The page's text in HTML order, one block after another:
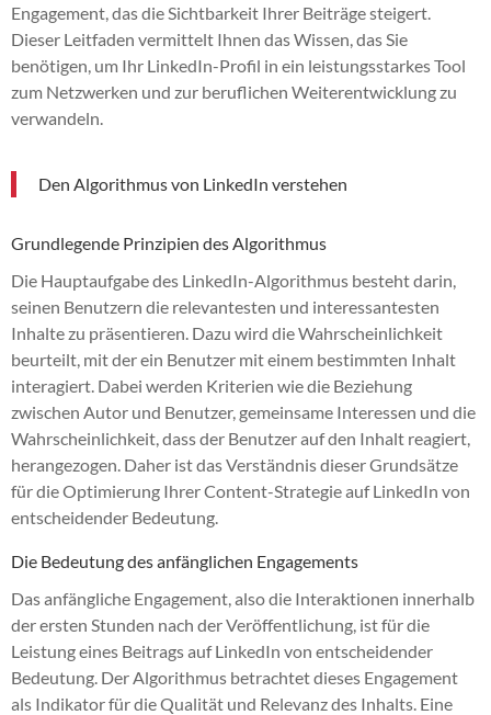
Engagement, das die Sichtbarkeit Ihrer Beiträge steigert.
Dieser Leitfaden vermittelt Ihnen das Wissen, das Sie
benötigen, um Ihr LinkedIn-Profil in ein leistungsstarkes Tool
zum Netzwerken und zur beruflichen Weiterentwicklung zu
verwandeln.
Den Algorithmus von LinkedIn verstehen
Grundlegende Prinzipien des Algorithmus
Die Hauptaufgabe des LinkedIn-Algorithmus besteht darin,
seinen Benutzern die relevantesten und interessantesten
Inhalte zu präsentieren. Dazu wird die Wahrscheinlichkeit
beurteilt, mit der ein Benutzer mit einem bestimmten Inhalt
interagiert. Dabei werden Kriterien wie die Beziehung
zwischen Autor und Benutzer, gemeinsame Interessen und die
Wahrscheinlichkeit, dass der Benutzer auf den Inhalt reagiert,
herangezogen. Daher ist das Verständnis dieser Grundsätze
für die Optimierung Ihrer Content-Strategie auf LinkedIn von
entscheidender Bedeutung.
Die Bedeutung des anfänglichen Engagements
Das anfängliche Engagement, also die Interaktionen innerhalb
der ersten Stunden nach der Veröffentlichung, ist für die
Leistung eines Beitrags auf LinkedIn von entscheidender
Bedeutung. Der Algorithmus betrachtet dieses Engagement
als Indikator für die Qualität und Relevanz des Inhalts. Eine